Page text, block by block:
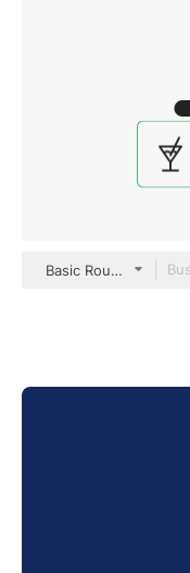
Basic Rounded Lineal